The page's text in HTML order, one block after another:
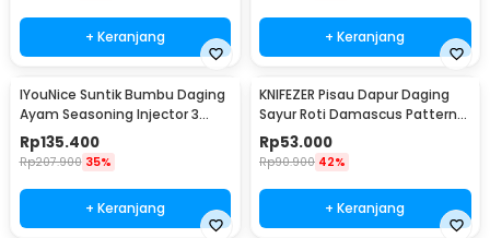
+ Keranjang + Keranjang
IYouNice Suntik Bumbu Daging
Ayam Seasoning Injector 3
Needles 2OZ - IY1819
Rp135.400
Rp207.900 35%
+ Keranjang
KNIFEZER Pisau Dapur Daging
Sayur Roti Damascus Pattern
Stainless 8 Inch Chef Knife
Rp53.000
Rp90.900 42%
+ Keranjang